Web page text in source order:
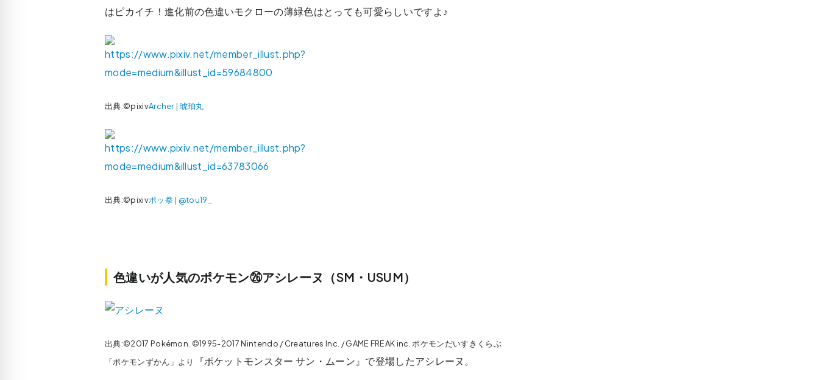
はピカイチ！進化前の色違いモクローの薄緑色はとっても可愛らしいですよ♪
出典:©pixivArcher | 琥珀丸
出典:©pixivポッ拳 | @tou19_
色違いが人気のポケモン㉖アシレーヌ（SM・USUM）
出典:©2017 Pokémon. ©1995-2017 Nintendo / Creatures Inc. / GAME FREAK inc. ポケモンだいすきくらぶ
「ポケモンずかん」より
『ポケットモンスター サン・ムーン』で登場したアシレーヌ。